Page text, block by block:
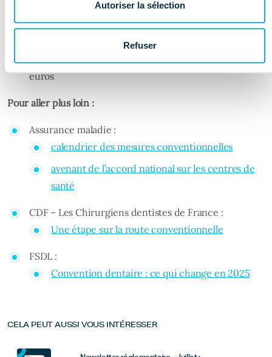
Autoriser la sélection
Refuser
Extension du programme «M’T dents
vous de prévention seront désormais proposés tous
euros
Pour aller plus loin :
Assurance maladie :
calendrier des mesures conventionnelles
avenant de l’accord national sur les centres de
santé
CDF – Les Chirurgiens dentistes de France :
Une étape sur la route conventionnelle
FSDL :
Convention dentaire : ce qui change en 2025
CELA PEUT AUSSI VOUS INTÉRESSER